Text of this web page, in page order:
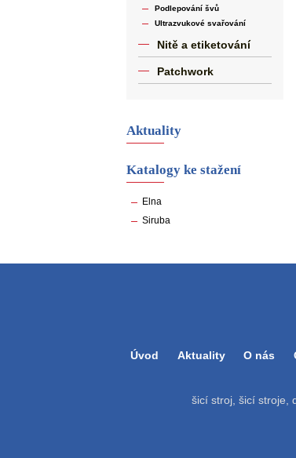
Podlepování švů
Ultrazvukové svařování
Nitě a etiketování
Patchwork
Aktuality
Katalogy ke stažení
Elna
Siruba
Úvod Aktuality O nás
šicí stroj, šicí stroje,